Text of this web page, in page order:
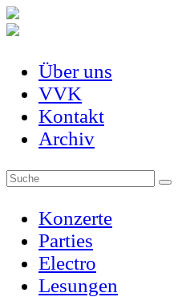
Über uns
VVK
Kontakt
Archiv
Konzerte
Parties
Electro
Lesungen